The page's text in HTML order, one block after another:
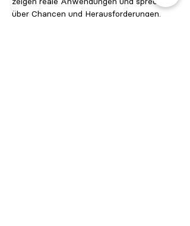
über Chancen und Herausforderungen.